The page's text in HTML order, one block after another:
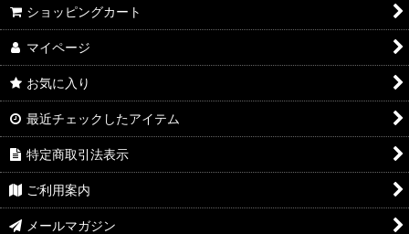
ショッピングカート
マイページ
お気に入り
最近チェックしたアイテム
特定商取引法表示
ご利用案内
メールマガジン